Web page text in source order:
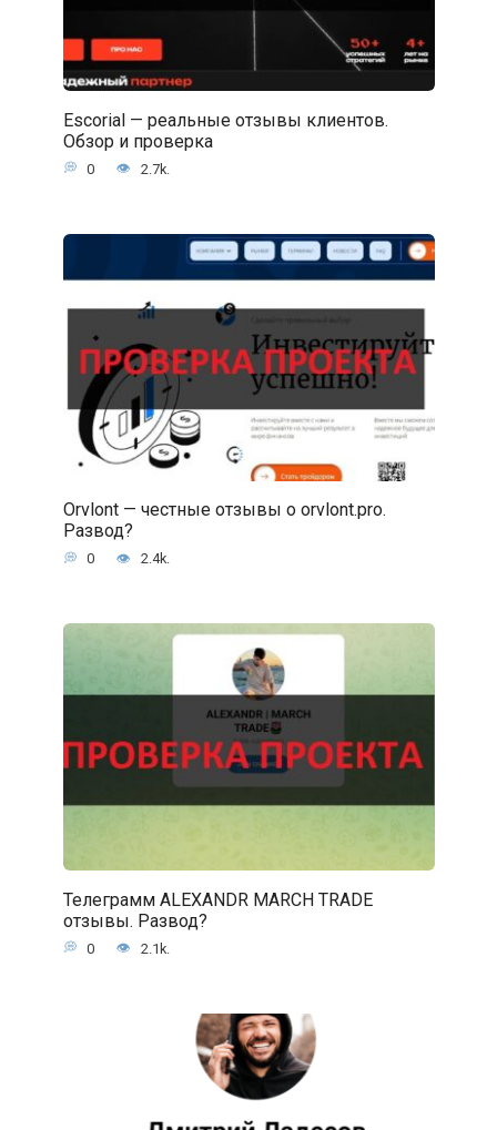
Escorial — реальные отзывы клиентов.
Обзор и проверка
0 2.7k.
Orvlont — честные отзывы о orvlont.pro.
Развод?
0 2.4k.
Телеграмм ALEXANDR MARCH TRADE
отзывы. Развод?
0 2.1k.